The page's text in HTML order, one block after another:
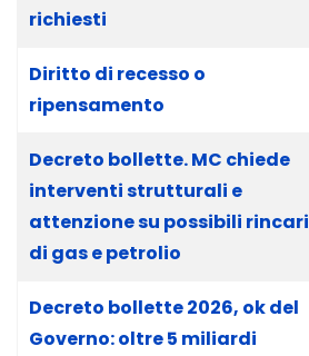
richiesti
Diritto di recesso o
ripensamento
Decreto bollette. MC chiede
interventi strutturali e
attenzione su possibili rincari
di gas e petrolio
Decreto bollette 2026, ok del
Governo: oltre 5 miliardi